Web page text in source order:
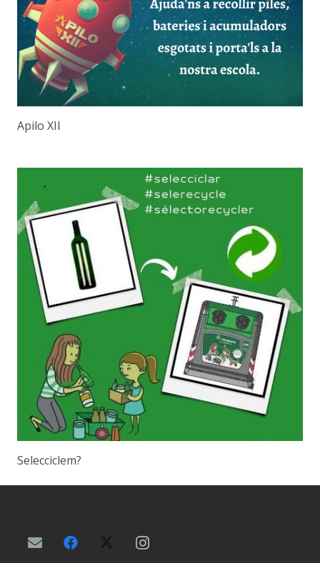
Apilo XII
Selecciclem?